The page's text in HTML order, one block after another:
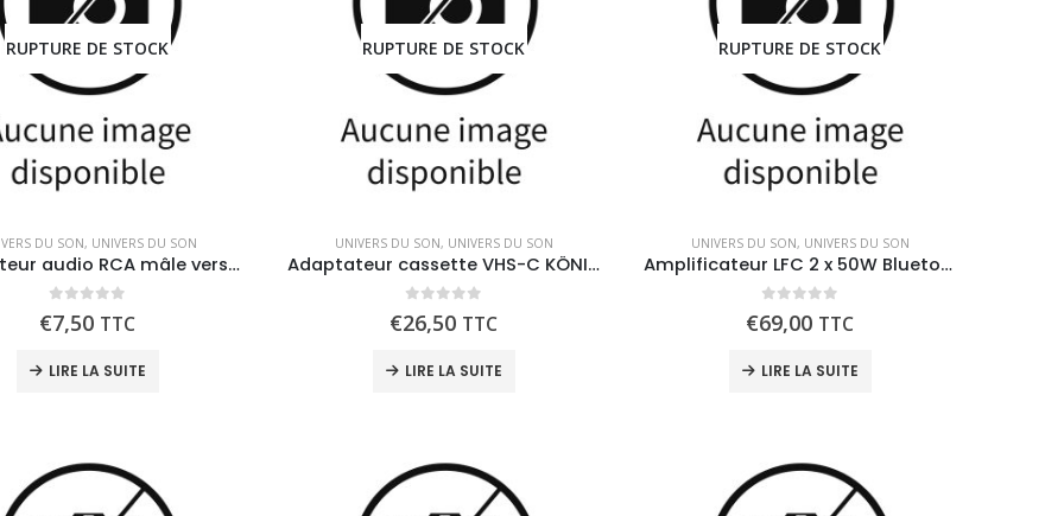
RUPTURE DE STOCK
DU SON, UNIVERS DU SON
Adaptateur audio RCA mâle vers 2x RCA femelle 15cm
€7,50 TTC
LIRE LA SUITE
RUPTURE DE STOCK
UNIVERS DU SON, UNIVERS DU SON
Adaptateur cassette VHS-C KÖNIG
€26,50 TTC
LIRE LA SUITE
RUPTURE DE STOCK
UNIVERS DU SON, UNIVERS DU SON
Amplificateur LFC 2 x 50W Bluetooth
€69,00 TTC
LIRE LA SUITE